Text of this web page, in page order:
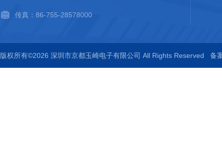
传真：86-755-28578000
版权所有©2026 深圳市京都玉崎电子有限公司 All Rights Reserved 备